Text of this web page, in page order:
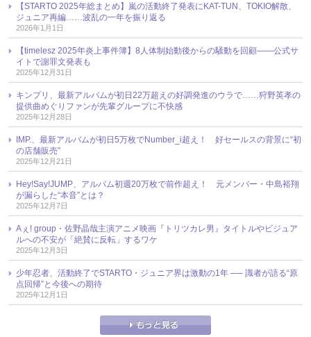
【STARTO 2025年総まとめ】嵐の活動終了発表にKAT-TUN、TOKIO解散、
ジュニア再編……波乱の一年を振り返る
2026年1月1日
【timelesz 2025年炎上事件簿】8人体制始動後からの騒動を回顧――公式サ
イトで謝罪文発表も
2025年12月31日
キンプリ、最新アルバムが初日22万超えの好調発進のウラで……狩野英孝の
提供曲めぐりファンが先輩グループに不快感
2025年12月28日
IMP.、最新アルバムが初日5万枚でNumber_i超え！ 好セールスの背景に“初
の店舗販売”
2025年12月21日
Hey!Say!JUMP、アルバム初週20万枚で前作超え！ 元メンバー・中島裕翔
が漏らした“本音”とは？
2025年12月7日
Aぇ! group・佐野晶哉主演アニメ映画『トリツカレ男』タイトルやビジュア
ルへの不安が「絶賛に反転」するワケ
2025年12月3日
少年忍者、活動終了でSTARTO・ジュニア界は激動の1年 ── 識者が語る“原
点回帰”と今後への期待
2025年12月1日